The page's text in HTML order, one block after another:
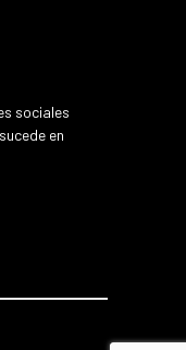
sociales
en